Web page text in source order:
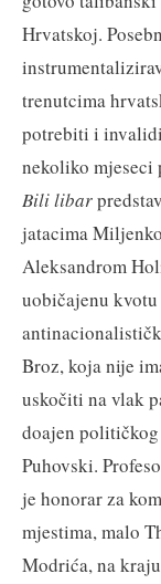
Hrvatskoj.
trenutcima
potrebiti i
nekoliko mjeseci
Bili libar
jatacima
Aleksandrom
uobičajenu
Broz, koja nije
uskočiti na vlak
doajen
Puhovski.
je honorar za
mjestima, malo
Modrića, na